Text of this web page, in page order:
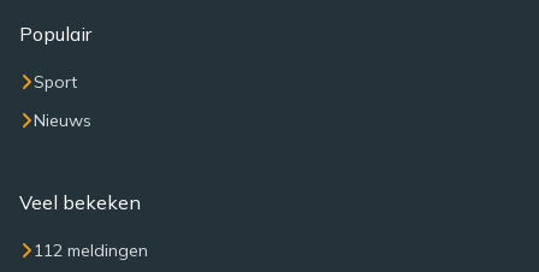
Populair
Sport
Nieuws
Veel bekeken
112 meldingen